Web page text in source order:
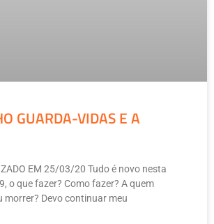
GUARDA-VIDAS E A
EM 25/03/20 Tudo é novo nesta
o que fazer? Como fazer? A quem
morrer? Devo continuar meu